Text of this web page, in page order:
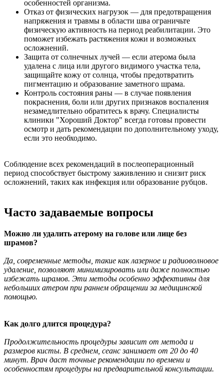
особенностей организма.
Отказ от физических нагрузок — для предотвращения
напряжения и травмы в области шва ограничьте
физическую активность на период реабилитации. Это
поможет избежать растяжения кожи и возможных
осложнений.
Защита от солнечных лучей — если атерома была
удалена с лица или другого видимого участка тела,
защищайте кожу от солнца, чтобы предотвратить
пигментацию и образование заметного шрама.
Контроль состояния раны — в случае появления
покраснения, боли или других признаков воспаления
незамедлительно обратитесь к врачу. Специалисты
клиники "Хороший Доктор" всегда готовы провести
осмотр и дать рекомендации по дополнительному уходу,
если это необходимо.
Соблюдение всех рекомендаций в послеоперационный
период способствует быстрому заживлению и снизит риск
осложнений, таких как инфекция или образование рубцов.
Часто задаваемые вопросы
Можно ли удалить атерому на голове или лице без
шрамов?
Да, современные методы, такие как лазерное и радиоволновое
удаление, позволяют минимизировать или даже полностью
избежать шрамов. Эти методы особенно эффективны для
небольших атером при раннем обращении за медицинской
помощью.
Как долго длится процедура?
Продолжительность процедуры зависит от метода и
размеров кисты. В среднем, сеанс занимает от 20 до 40
минут. Врач даст точные рекомендации по времени и
особенностям процедуры на предварительной консультации.